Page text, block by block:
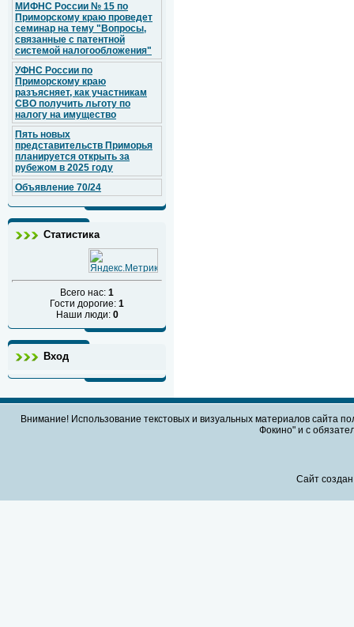
МИФНС России № 15 по
Приморскому краю проведет
семинар на тему "Вопросы,
связанные с патентной
системой налогообложения"
УФНС России по
Приморскому краю
разъясняет, как участникам
СВО получить льготу по
налогу на имущество
Пять новых
представительств Приморья
планируется открыть за
рубежом в 2025 году
Объявление 70/24
Статистика
Всего нас: 1
Гости дорогие: 1
Наши люди: 0
Вход
Внимание! Использование текстовых и визуальных материалов сайта
Фокино" и с
Сайт